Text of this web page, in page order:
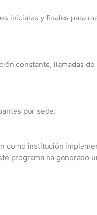
iniciales y finales para
constante, llamadas
por sede.
como institución
programa ha generado